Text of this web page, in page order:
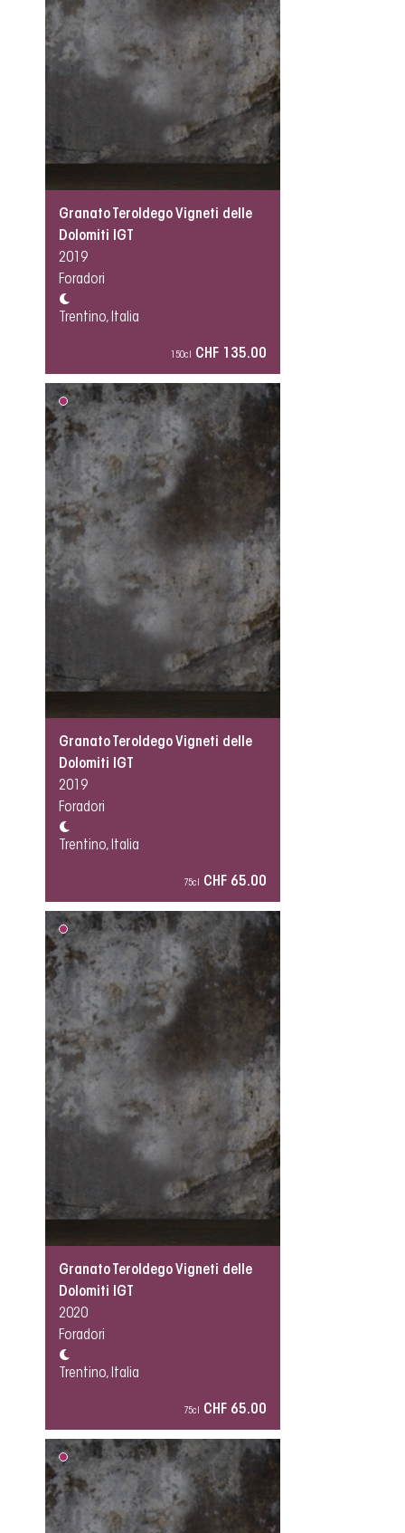
Granato Teroldego Vigneti delle
Dolomiti IGT
2019
Foradori
Trentino, Italia
150cl CHF 135.00
Granato Teroldego Vigneti delle
Dolomiti IGT
2019
Foradori
Trentino, Italia
75cl CHF 65.00
Granato Teroldego Vigneti delle
Dolomiti IGT
2020
Foradori
Trentino, Italia
75cl CHF 65.00